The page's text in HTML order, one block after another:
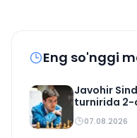
Eng so'nggi
Javohir
turnirida 2-
07.08.2026